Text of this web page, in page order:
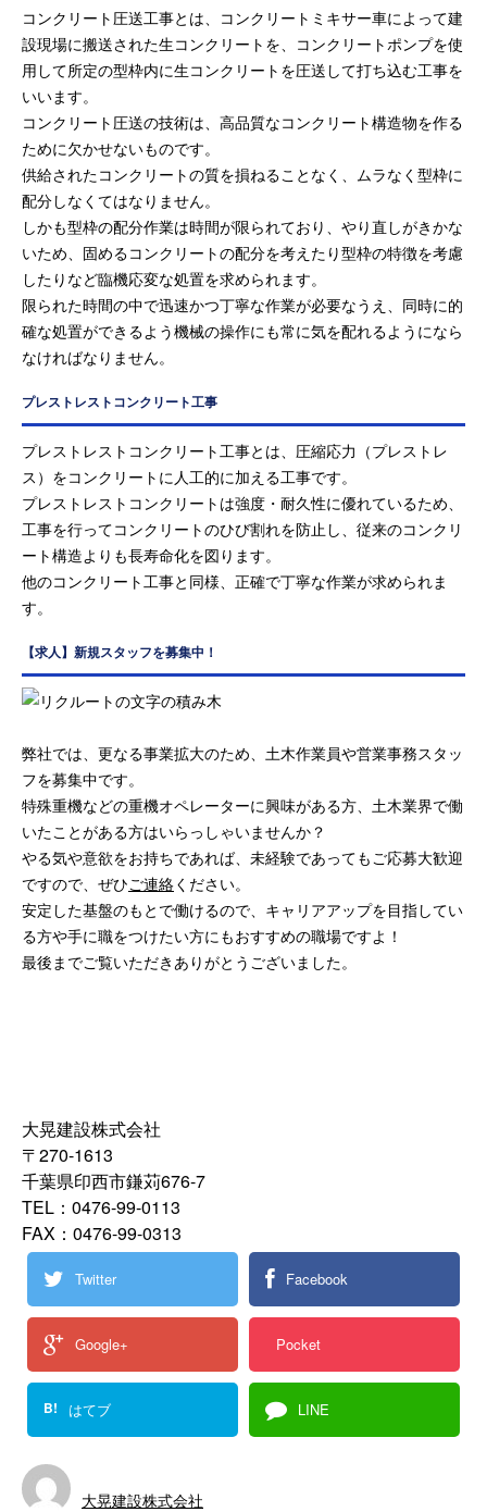
コンクリート圧送工事とは、コンクリートミキサー車によって建
設現場に搬送された生コンクリートを、コンクリートポンプを使
用して所定の型枠内に生コンクリートを圧送して打ち込む工事を
いいます。
コンクリート圧送の技術は、高品質なコンクリート構造物を作る
ために欠かせないものです。
供給されたコンクリートの質を損ねることなく、ムラなく型枠に
配分しなくてはなりません。
しかも型枠の配分作業は時間が限られており、やり直しがきかな
いため、固めるコンクリートの配分を考えたり型枠の特徴を考慮
したりなど臨機応変な処置を求められます。
限られた時間の中で迅速かつ丁寧な作業が必要なうえ、同時に的
確な処置ができるよう機械の操作にも常に気を配れるようになら
なければなりません。
プレストレストコンクリート工事
プレストレストコンクリート工事とは、圧縮応力（プレストレ
ス）をコンクリートに人工的に加える工事です。
プレストレストコンクリートは強度・耐久性に優れているため、
工事を行ってコンクリートのひび割れを防止し、従来のコンクリ
ート構造よりも長寿命化を図ります。
他のコンクリート工事と同様、正確で丁寧な作業が求められま
す。
【求人】新規スタッフを募集中！
弊社では、更なる事業拡大のため、土木作業員や営業事務スタッ
フを募集中です。
特殊重機などの重機オペレーターに興味がある方、土木業界で働
いたことがある方はいらっしゃいませんか？
やる気や意欲をお持ちであれば、未経験であってもご応募大歓迎
ですので、ぜひご連絡ください。
安定した基盤のもとで働けるので、キャリアアップを目指してい
る方や手に職をつけたい方にもおすすめの職場ですよ！
最後までご覧いただきありがとうございました。
大晃建設株式会社
〒270-1613
千葉県印西市鎌苅676-7
TEL：0476-99-0113
FAX：0476-99-0313
Twitter Facebook
Google+ Pocket
B! はてブ LINE
大晃建設株式会社